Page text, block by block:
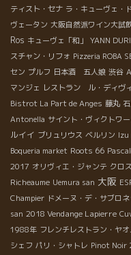
ティスト・セナ ラ・キューヴェ・
ヴェータン 大阪自然派ワイン大試
Ros キューヴェ「和」 YANN
スチャン・リフォ Pizzeria ROBA
セン プルフ 日本酒 五人娘 渋谷
マンジェ レストラン ル・ディヴ
Bistrot La Part de Anges 藤丸
Antonella サイント・ヴィクトワ
ルイイ ブリュリウス ベルリン Izu
Boqueria market Roots 66
2017 オリヴィエ・ジャンテ クロ
Richeaume Uemura san 大阪
Champier ドメーヌ・デ・サブロ
san 2018 Vendange Lapierre
1988年 フレンチレストラン・ヤ
シェフ パリ・シャトレ Pinot Noir